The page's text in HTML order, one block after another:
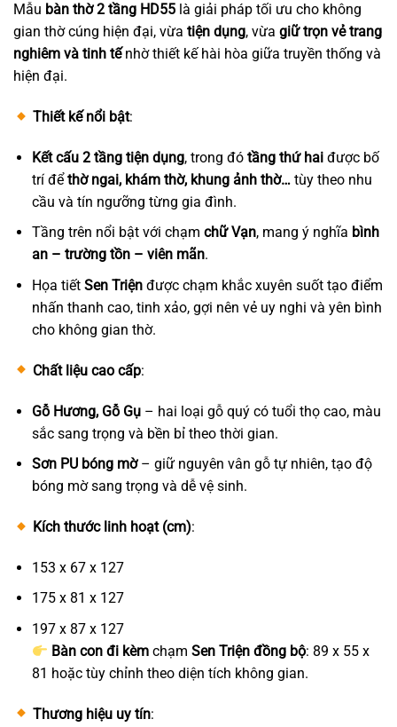
Mẫu bàn thờ 2 tầng HD55 là giải pháp tối ưu cho không
gian thờ cúng hiện đại, vừa tiện dụng, vừa giữ trọn vẻ trang
nghiêm và tinh tếnhờ thiết kế hài hòa giữa truyền thống và
hiện đại.
Thiết kế nổi bật:
Kết cấu 2 tầng tiện dụng, trong đó tầng thứ haiđược bố
trí đểthờ ngai, khám thờ, khung ảnh thờ…tùy theo nhu
cầu và tín ngưỡng từng gia đình.
Tầng trên nổi bật với chạm chữ Vạn, mang ý nghĩa bình
an – trường tồn – viên mãn.
Họa tiết Sen Triệnđược chạm khắc xuyên suốt tạo điểm
nhấn thanh cao, tinh xảo, gợi nên vẻ uy nghi và yên bình
cho không gian thờ.
Chất liệu cao cấp:
Gỗ Hương, Gỗ Gụ– hai loại gỗ quý có tuổi thọ cao, màu
sắc sang trọng và bền bỉ theo thời gian.
Sơn PU bóng mờ– giữ nguyên vân gỗ tự nhiên, tạo độ
bóng mờ sang trọng và dễ vệ sinh.
Kích thước linh hoạt (cm):
153 x 67 x 127
175 x 81 x 127
197 x 87 x 127
Bàn con đi kèm chạmSen Triện đồng bộ: 89 x 55 x
81 hoặc tùy chỉnh theo diện tích không gian.
Thương hiệu uy tín: